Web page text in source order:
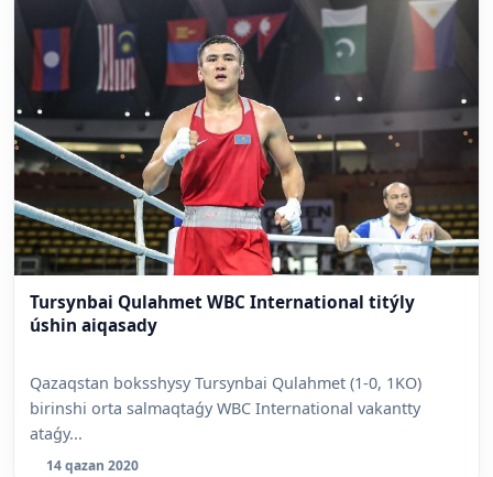
Tursynbai Qulahmet WBC International titýly
úshin aiqasady
Qazaqstan boksshysy Tursynbai Qulahmet (1-0, 1KO)
birinshi orta salmaqtaǵy WBC International vakantty
ataǵy...
14 qazan 2020